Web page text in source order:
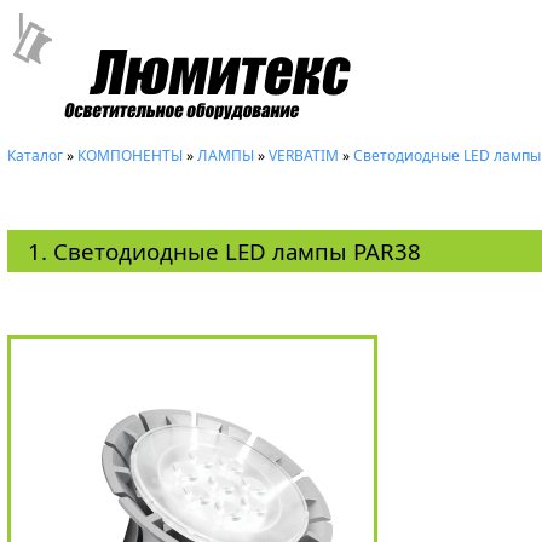
Каталог» КОМПОНЕНТЫ»ЛАМПЫ»VERBATIM »Светодиодные LED лампы
1. Светодиодные LED лампы PAR38